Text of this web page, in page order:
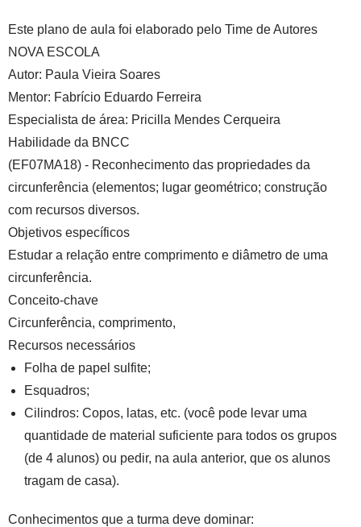
Este plano de aula foi elaborado pelo Time de Autores
NOVA ESCOLA
Autor: Paula Vieira Soares
Mentor: Fabrício Eduardo Ferreira
Especialista de área: Pricilla Mendes Cerqueira
Habilidade da BNCC
(EF07MA18) - Reconhecimento das propriedades da
circunferência (elementos; lugar geométrico; construção
com recursos diversos.
Objetivos específicos
Estudar a relação entre comprimento e diâmetro de uma
circunferência.
Conceito-chave
Circunferência, comprimento,
Recursos necessários
Folha de papel sulfite;
Esquadros;
Cilindros: Copos, latas, etc. (você pode levar uma
quantidade de material suficiente para todos os grupos
(de 4 alunos) ou pedir, na aula anterior, que os alunos
tragam de casa).
Conhecimentos que a turma deve dominar: